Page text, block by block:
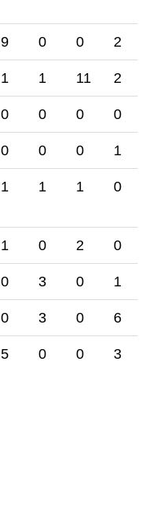
9 0 0 2
1 1 11 2
0 0 0 0
0 0 0 1
1 1 1 0
1 0 2 0
0 3 0 1
0 3 0 6
5 0 0 3